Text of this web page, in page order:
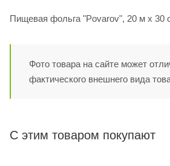
Пищевая фольга "Povarov", 20 м х 30
Фото товара на сайте может
фактического внешнего вида
С этим товаром покупают